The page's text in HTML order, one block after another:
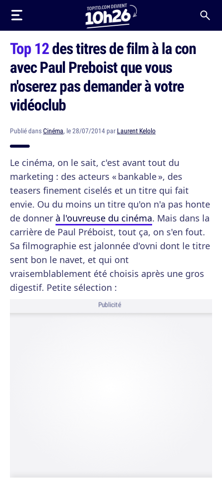
Top 12des titres de film à la con
avec Paul Preboist que vous
n'oserez pas demander à votre
vidéoclub
Publié dansCinéma, le 28/07/2014 par Laurent Kelolo
Le cinéma, on le sait, c'est avant tout du
marketing : des acteurs « bankable », des
teasers finement ciselés et un titre qui fait
envie. Ou du moins un titre qu'on n'a pas honte
de donner à l'ouvreuse du cinéma. Mais dans la
carrière de Paul Préboist, tout ça, on s'en fout.
Sa filmographie est jalonnée d'ovni dont le titre
sent bon le navet, et qui ont
vraisemblablement été choisis après une gros
digestif. Petite sélection :
Publicité